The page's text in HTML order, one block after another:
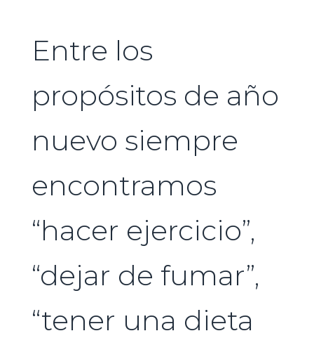
Entre los
propósitos de año
nuevo siempre
encontramos
“hacer ejercicio”,
“dejar de fumar”,
“tener una dieta